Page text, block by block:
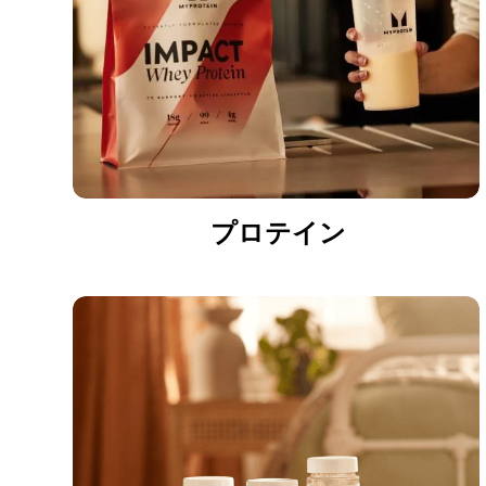
プロテイン